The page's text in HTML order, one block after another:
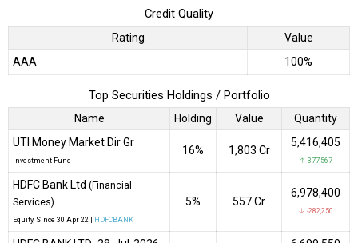
Credit Quality
Rating
Value
AAA
100%
Top Securities Holdings / Portfolio
Name Holding Value
Quantity
UTI Money Market Dir Gr
Investment Fund -
16% ₹1,803 Cr
5,416,405
↑ 377,567
HDFC Bank Ltd (Financial
Services)
Equity, Since 30 Apr 22 | HDFCBANK
5% ₹557 Cr
6,978,400
↓ -282,250